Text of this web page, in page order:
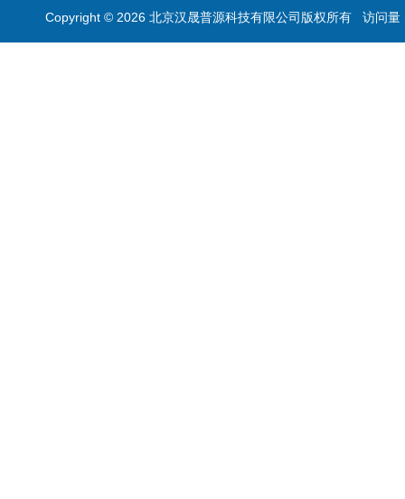
Copyright © 2026 北京汉晟普源科技有限公司版权所有 访问量